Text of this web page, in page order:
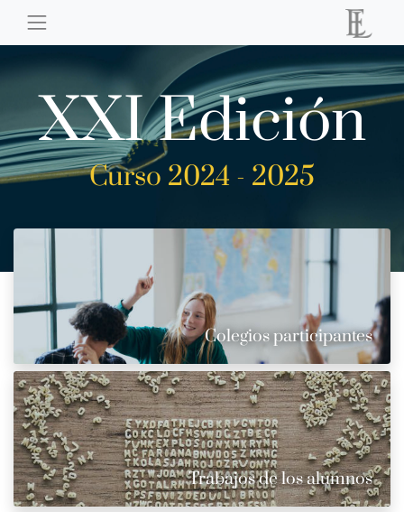
XXI Edición
Curso 2024 - 2025
Colegios participantes
Trabajos de los alumnos